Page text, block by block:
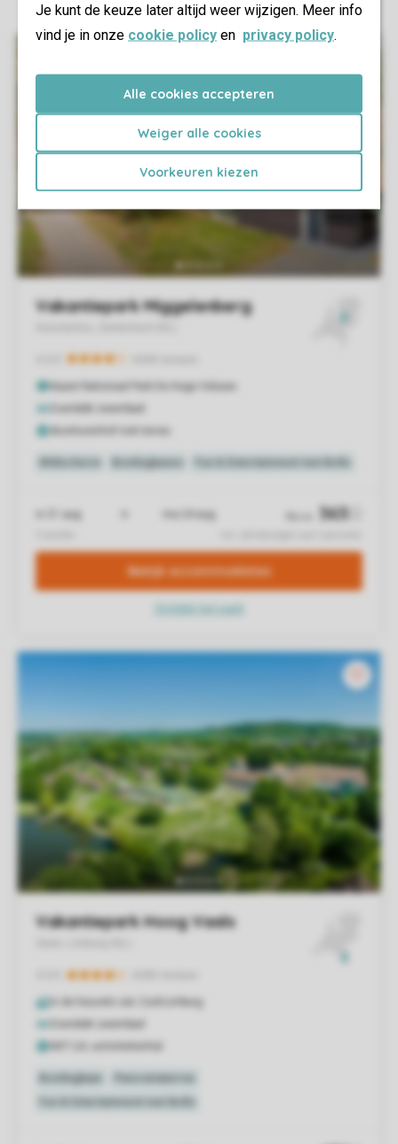
Je kunt de keuze later altijd weer wijzigen. Meer info
vind je in onze cookie policy en privacy policy.
Alle cookies accepteren
Weiger alle cookies
Voorkeuren kiezen